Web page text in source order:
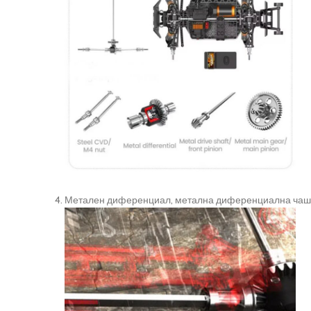
Метален диференциал, метална диференциална